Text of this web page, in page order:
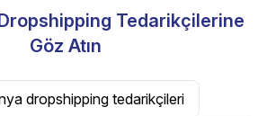
Tedarikçilerine
Göz Atın
dropshipping tedarikçileri